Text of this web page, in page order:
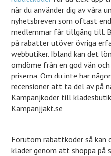
när du använder dig av våra
nyhetsbreven som oftast
medlemmar får tillgång till.
på rabatter utöver övriga
webbutiker. Ibland kan det
omdöme från en god vän
priserna. Om du inte har
recensioner att ta del av på
Kampanjkoder till
Kampanjjakt.se
Förutom rabattkoder så kan
kläder genom att shoppa på